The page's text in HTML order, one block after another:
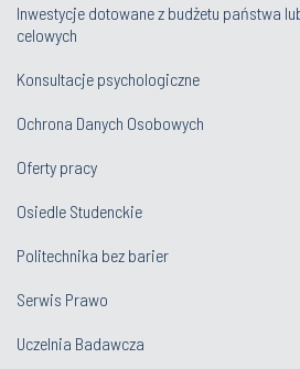
Inwestycje dotowane z budżetu państwa
celowych
Konsultacje psychologiczne
Ochrona Danych Osobowych
Oferty pracy
Osiedle Studenckie
Politechnika bez barier
Serwis Prawo
Uczelnia Badawcza